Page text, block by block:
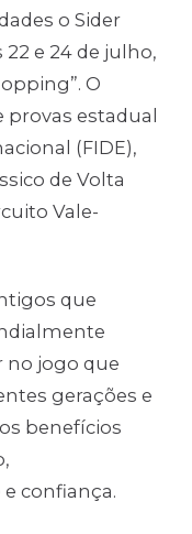
o Sider
e 24 de julho,
O
estadual
(FIDE),
de Volta
Vale-
que
no jogo que
gerações e
benefícios
confiança.